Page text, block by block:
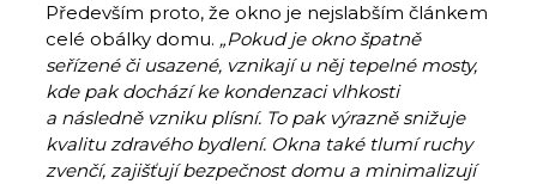
Především proto, že okno je nejslabším článkem
celé obálky domu. „Pokud je okno špatně
seřízené či usazené, vznikají u něj tepelné mosty,
kde pak dochází ke kondenzaci vlhkosti
a následně vzniku plísní. To pak výrazně snižuje
kvalitu zdravého bydlení. Okna také tlumí ruchy
zvenčí, zajišťují bezpečnost domu a minimalizují